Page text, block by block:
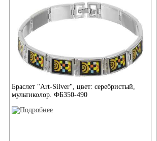
Браслет "Art-Silver", цвет: серебристый,
мультиколор. ФБ350-490